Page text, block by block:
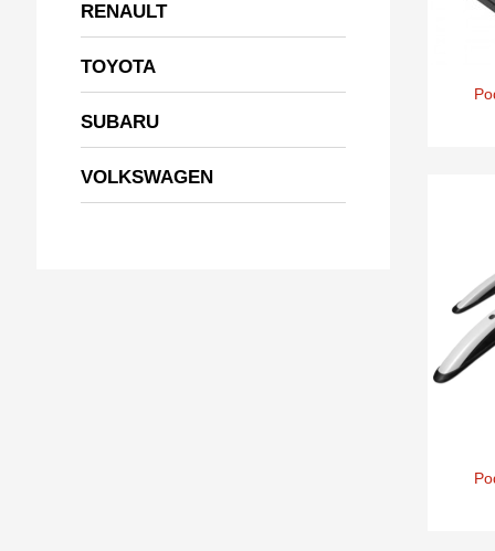
RENAULT
TOYOTA
SUBARU
VOLKSWAGEN